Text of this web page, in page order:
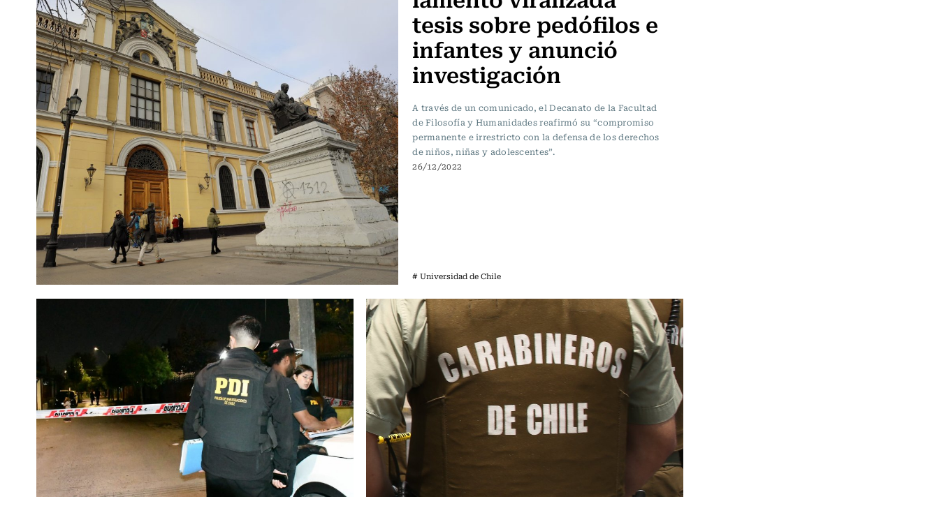
tesis sobre pedófilos e
infantes y anunció
investigación
A través de un comunicado, el Decanato de la Facultad
de Filosofía y Humanidades reafirmó su “compromiso
permanente e irrestricto con la defensa de los derechos
de niños, niñas y adolescentes”.
26/12/2022
# Universidad de Chile